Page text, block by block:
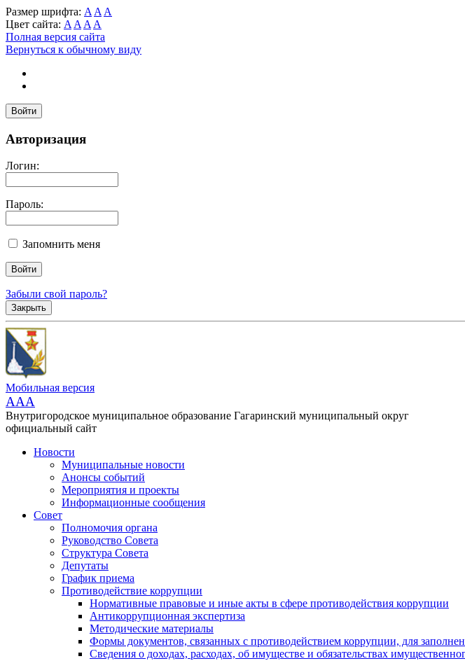
Размер шрифта: A A A
Цвет сайта: A A A A
Полная версия сайта
Вернуться к обычному виду
Войти
Авторизация
Логин:
Пароль:
Запомнить меня
Забыли свой пароль?
Закрыть
Мобильная версия
AAA
Внутригородское муниципальное образование Гагаринский муниципальный округ
официальный сайт
Новости
Муниципальные новости
Анонсы событий
Мероприятия и проекты
Информационные сообщения
Совет
Полномочия органа
Руководство Совета
Структура Совета
Депутаты
График приема
Противодействие коррупции
Нормативные правовые и иные акты в сфере противодействия коррупции
Антикоррупционная экспертиза
Методические материалы
Формы документов, связанных с противодействием коррупции, для
Сведения о доходах, расходах, об имуществе и обязательствах